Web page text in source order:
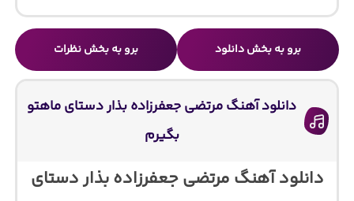
برو به بخش دانلود برو به بخش نظرات
دانلود آهنگ مرتضی جعفرزاده بذار دستای ماهتو
بگیرم
دانلود آهنگ مرتضی جعفرزاده بذار دستای